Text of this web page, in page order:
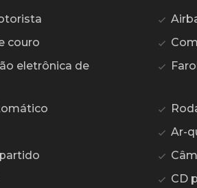
couro
eletrônica de
Ar-
CD